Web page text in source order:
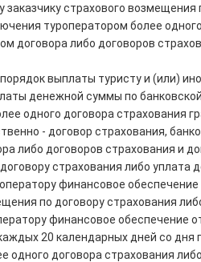
заказчику страхового
туроператором более
договора либо договоров
выплаты туристу и (или)
денежной суммы по
одного договора страхования
- договор страхования,
либо договоров страхования и
страхования либо
финансовое
по договору страхования
финансовое обеспечение
20 календарных дней со дня
одного договора страхования